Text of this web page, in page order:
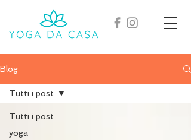
Blog
Tutti i post
yoga
Tutti i post